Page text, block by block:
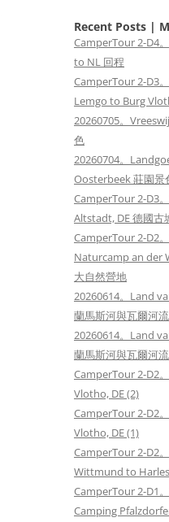
Recent Posts |
CamperTour 2-D4
to NL 回程
CamperTour 2-D3
Lemgo to Burg
20260705。
色
20260704。
Oosterbeek 莊園景
CamperTour 2-D3
Altstadt, DE 德國古
CamperTour 2-D2
Naturcamp an der
大自然營地
20260614。Land
蘭馬斯河與瓦爾河
20260614。Land
蘭馬斯河與瓦爾河
CamperTour 2-D2
Vlotho, DE (2)
CamperTour 2-D2
Vlotho, DE (1)
CamperTour 2-D2
Wittmund to
CamperTour 2-D1
Camping